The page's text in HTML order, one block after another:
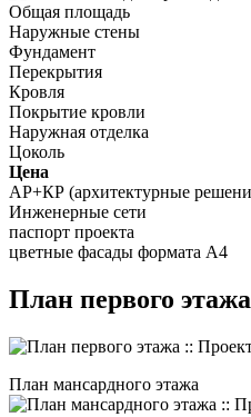
Общая площадь
Наружные стены
Фундамент
Перекрытия
Кровля
Покрытие кровли
Наружная отделка
Цоколь
Цена
АР+КР (архитектурные
Инженерные сети
паспорт проекта
цветные фасады формата А4
План первого этажа
План мансардного этажа